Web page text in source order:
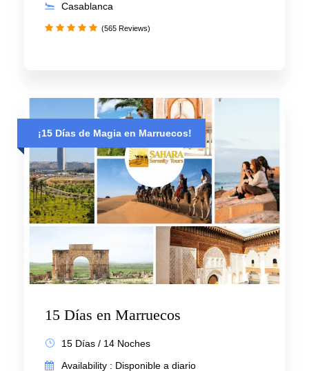
Casablanca
(565 Reviews)
¡15 Días de Magia en Marruecos!
15 Días en Marruecos
15 Días / 14 Noches
Availability : Disponible a diario